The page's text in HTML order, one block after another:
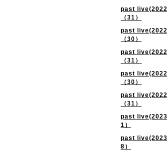
past live(2022
（31）
past live(2022
（30）
past live(2022
（31）
past live(2022
（30）
past live(2022
（31）
past live(2023
1）
past live(2023
8）